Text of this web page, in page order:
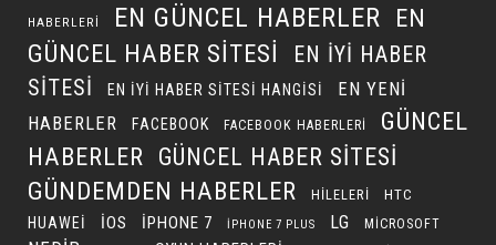
HABERLERI EN GÜNCEL HABERLER EN
GÜNCEL HABER SITESI
EN IYI HABER
SITESI
EN IYI HABER SITESI HANGISI
EN YENI
HABERLER
FACEBOOK FACEBOOK HABERLERI
GÜNCEL
HABERLER GÜNCEL HABER SITESI
GÜNDEMDEN HABERLER HILELERI HTC
HUAWEI IOS IPHONE 7 IPHONE 7 PLUS LG MICROSOFT